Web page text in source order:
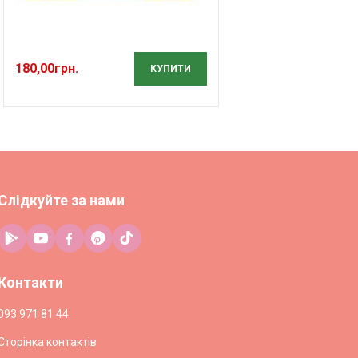
180,00грн. КУПИТИ
за нами
971 81 44
контактів